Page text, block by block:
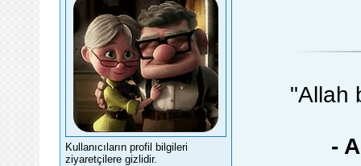
Kullanıcıların profil bilgileri
ziyaretçilere gizlidir.
"Allah
-